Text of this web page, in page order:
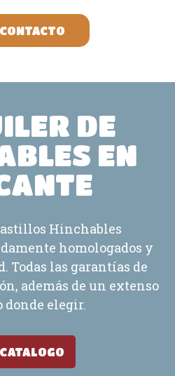
DE
EN
Hinchables
homologados y
Todas las garantías de
además de un extenso
donde elegir.